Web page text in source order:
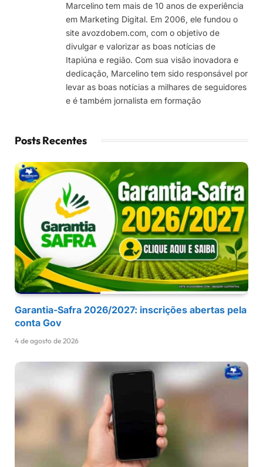
Marcelino tem mais de 10 anos de experiência
em Marketing Digital. Em 2006, ele fundou o
site avozdobem.com, com o objetivo de
divulgar e valorizar as boas notícias de
Itapiúna e região. Com sua visão inovadora e
dedicação, Marcelino tem sido responsável por
levar as boas notícias a milhares de seguidores
e é também jornalista em formação
Posts Recentes
Garantia-Safra 2026/2027: inscrições abertas pela
conta Gov
4 de agosto de 2026